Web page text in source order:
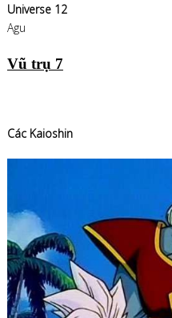
Universe 12
Agu
Vũ trụ 7
Các Kaioshin